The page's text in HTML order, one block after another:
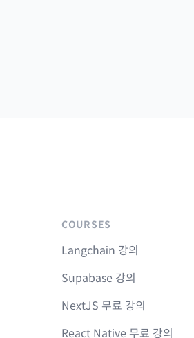
COURSES
Langchain 강의
Supabase 강의
NextJS 무료 강의
React Native 무료 강의